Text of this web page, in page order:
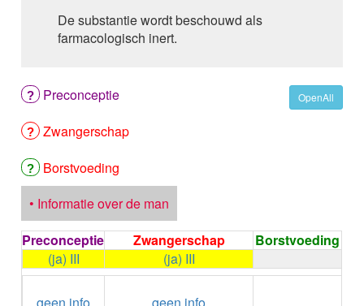
ALFA-1-PROTEINASEREMMER humaan
ALFENTANYL HCl
ALGELDRAAT / MAGNESIUM HYDROXYDE
ALGINAAT Na / Na BICARBONAAT / CALCIUM
ALGINEZUUR
ALGLUCOSIDASE alfa
ALIROCUMAB
ALITRETINOINE
ALIZAPRIDE
ALLOPURINOL
ALMOTRIPTAN
De substantie wordt beschouwd als
farmacologisch inert.
OpenAll
Preconceptie
Zwangerschap
Borstvoeding
• Informatie over de man
Preconceptie
Zwangerschap
Borstvoeding
(ja) III
(ja) III